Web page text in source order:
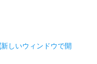
しいウィンドウで開